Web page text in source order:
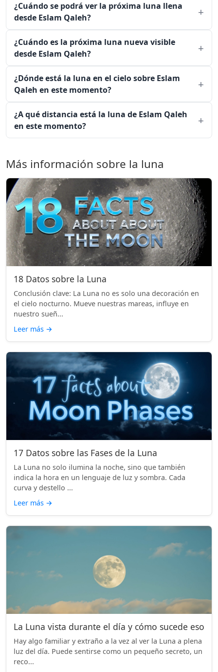
¿Cuándo se podrá ver la próxima luna llena
desde Eslam Qaleh?
¿Cuándo es la próxima luna nueva visible
desde Eslam Qaleh?
¿Dónde está la luna en el cielo sobre Eslam
Qaleh en este momento?
¿A qué distancia está la luna de Eslam Qaleh
en este momento?
Más información sobre la luna
18 Datos sobre la Luna
Conclusión clave: La Luna no es solo una decoración en
el cielo nocturno. Mueve nuestras mareas, influye en
nuestro sueñ...
Leer más →
17 Datos sobre las Fases de la Luna
La Luna no solo ilumina la noche, sino que también
indica la hora en un lenguaje de luz y sombra. Cada
curva y destello ...
Leer más →
La Luna vista durante el día y cómo sucede eso
Hay algo familiar y extraño a la vez al ver la Luna a plena
luz del día. Puede sentirse como un pequeño secreto, un
reco...